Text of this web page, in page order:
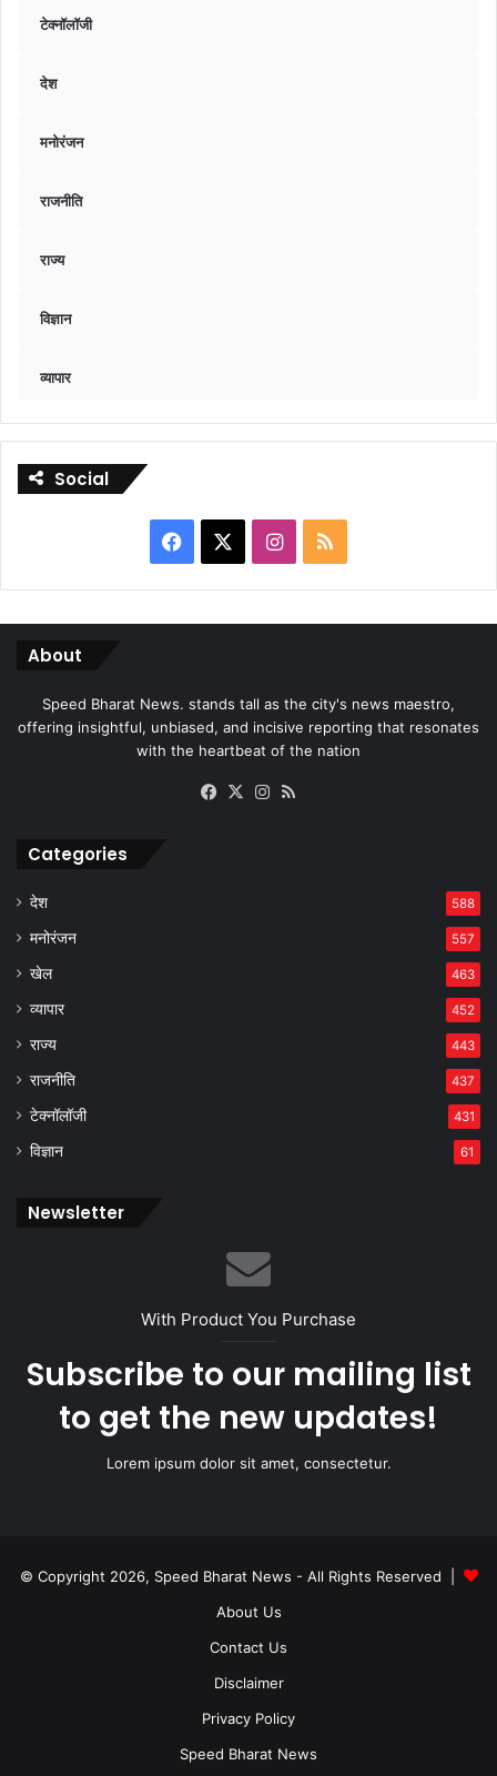
टेक्नॉलॉजी
देश
मनोरंजन
राजनीति
राज्य
विज्ञान
व्यापार
Social
Facebook Instagram
RSS
About
Speed Bharat News. stands tall as the city's news maestro,
offering insightful, unbiased, and incisive reporting that resonates
with the heartbeat of the nation
Facebook
X Instagram
Categories
देश 588
मनोरंजन 557
खेल 463
व्यापार 452
राज्य 443
राजनीति 437
टेक्नॉलॉजी 431
विज्ञान 61
Newsletter
With Product You Purchase
Subscribe to our mailing list
to get the new updates!
Lorem ipsum dolor sit amet, consectetur.
© Copyright 2026, Speed Bharat News - All Rights Reserved |
About Us
Contact Us
Disclaimer
Privacy Policy
Speed Bharat News